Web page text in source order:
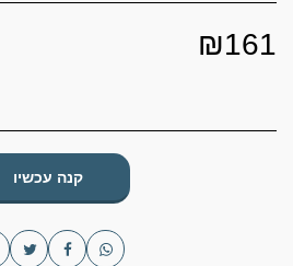
₪161
קנה עכשיו